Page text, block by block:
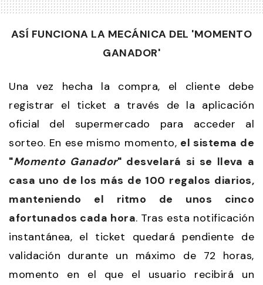
ASÍ FUNCIONA LA MECÁNICA DEL 'MOMENTO
GANADOR'
Una vez hecha la compra, el cliente debe
registrar el ticket a través de la aplicación
oficial del supermercado para acceder al
sorteo. En ese mismo momento, el sistema de
"Momento Ganador" desvelará si se lleva a
casa uno de los más de 100 regalos diarios,
manteniendo el ritmo de unos cinco
afortunados cada hora. Tras esta notificación
instantánea, el ticket quedará pendiente de
validación durante un máximo de 72 horas,
momento en el que el usuario recibirá un